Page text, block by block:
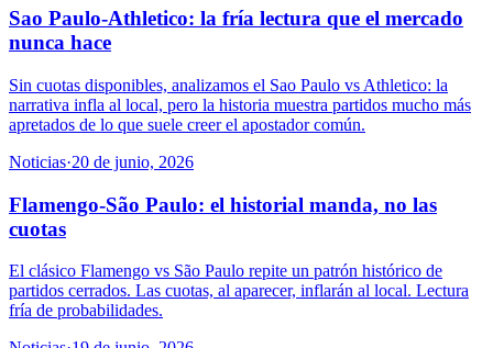
Sao Paulo-Athletico: la fría lectura que el mercado
nunca hace
Sin cuotas disponibles, analizamos el Sao Paulo vs Athletico: la
narrativa infla al local, pero la historia muestra partidos mucho más
apretados de lo que suele creer el apostador común.
Noticias·20 de junio, 2026
Flamengo-São Paulo: el historial manda, no las
cuotas
El clásico Flamengo vs São Paulo repite un patrón histórico de
partidos cerrados. Las cuotas, al aparecer, inflarán al local. Lectura
fría de probabilidades.